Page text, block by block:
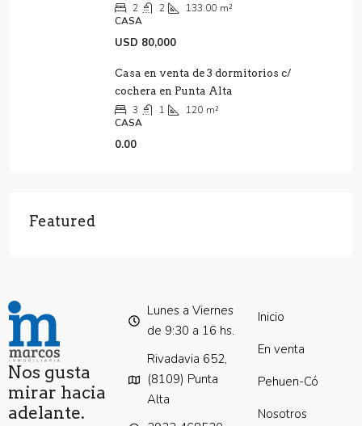
2 2 133.00 m²
CASA
USD 80,000
Casa en venta de 3 dormitorios c/
cochera en Punta Alta
3 1 120 m²
CASA
0.00
Featured
Nos gusta
mirar hacia
adelante.
Lunes a Viernes
de 9:30 a 16 hs.
Rivadavia 652,
(8109) Punta
Alta
Inicio
En venta
Pehuen-Có
Nosotros